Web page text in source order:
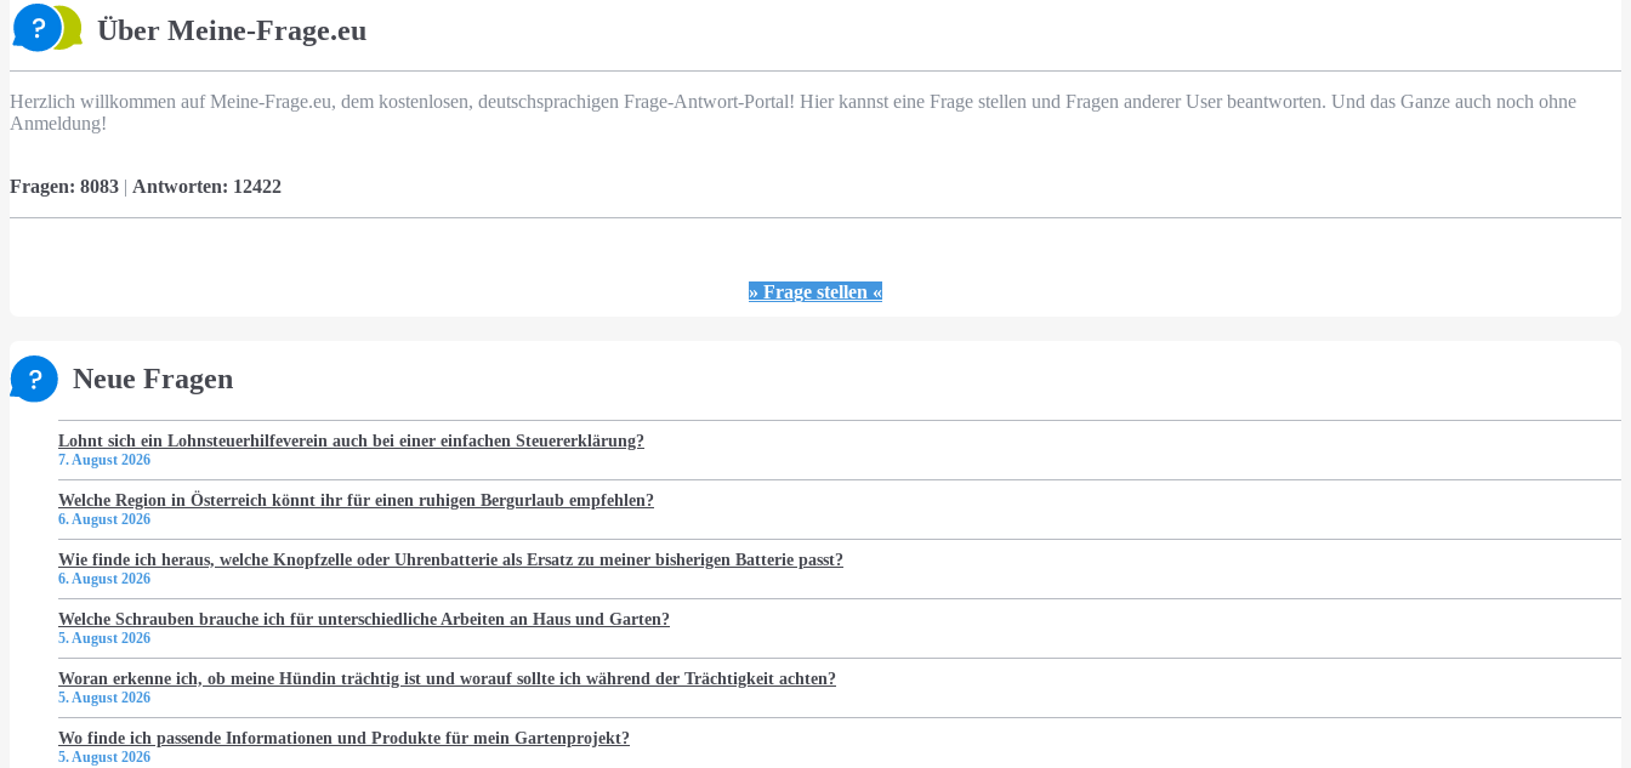
Über Meine-Frage.eu
Herzlich willkommen auf Meine-Frage.eu, dem kostenlosen, deutschsprachigen Frage-Antwort-Portal! Hier kannst eine Frage stellen und Fragen anderer User beantworten. Und das Ganze auch noch ohne
Anmeldung!
Fragen: 8083 | Antworten: 12422
» Frage stellen «
Neue Fragen
Lohnt sich ein Lohnsteuerhilfeverein auch bei einer einfachen Steuererklärung?
7. August 2026
Welche Region in Österreich könnt ihr für einen ruhigen Bergurlaub empfehlen?
6. August 2026
Wie finde ich heraus, welche Knopfzelle oder Uhrenbatterie als Ersatz zu meiner bisherigen Batterie passt?
6. August 2026
Welche Schrauben brauche ich für unterschiedliche Arbeiten an Haus und Garten?
5. August 2026
Woran erkenne ich, ob meine Hündin trächtig ist und worauf sollte ich während der Trächtigkeit achten?
5. August 2026
Wo finde ich passende Informationen und Produkte für mein Gartenprojekt?
5. August 2026